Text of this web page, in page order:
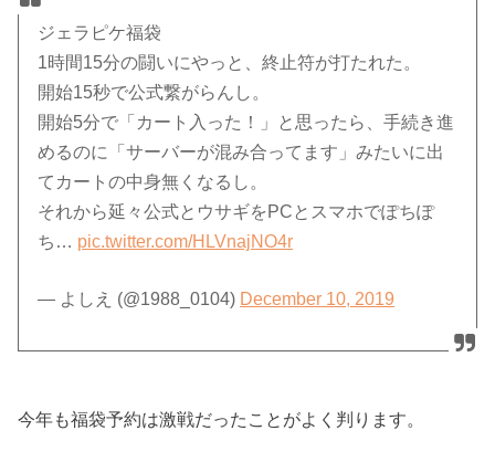
ジェラピケ福袋
1時間15分の闘いにやっと、終止符が打たれた。
開始15秒で公式繋がらんし。
開始5分で「カート入った！」と思ったら、手続き進
めるのに「サーバーが混み合ってます」みたいに出
てカートの中身無くなるし。
それから延々公式とウサギをPCとスマホでぽちぽ
ち… pic.twitter.com/HLVnajNO4r
— よしえ (@1988_0104) December 10, 2019
今年も福袋予約は激戦だったことがよく判ります。